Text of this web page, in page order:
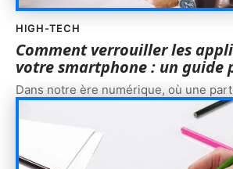
HIGH-TECH
Comment verrouiller les
votre smartphone : un guide
Dans notre ère numérique, où une